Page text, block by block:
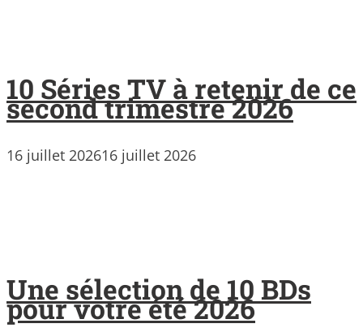
10 Séries TV à retenir de ce
second trimestre 2026
16 juillet 202616 juillet 2026
Une sélection de 10 BDs
pour votre été 2026